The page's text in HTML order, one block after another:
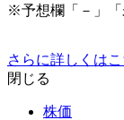
※予想欄「－」「
さらに詳しくは
閉じる
株価